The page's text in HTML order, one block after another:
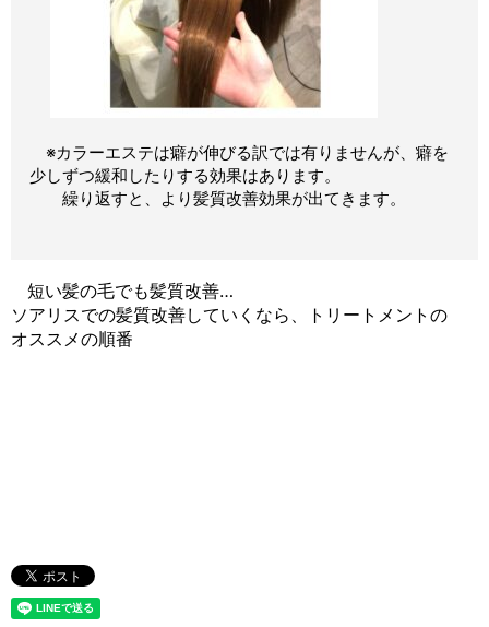
※カラーエステは癖が伸びる訳では有りませんが、癖を
少しずつ緩和したりする効果はあります。
繰り返すと、より髪質改善効果が出てきます。
短い髪の毛でも髪質改善…
ソアリスでの髪質改善していくなら、トリートメントの
オススメの順番